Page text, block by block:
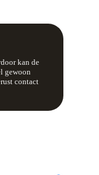
kan de
gewoon
contact